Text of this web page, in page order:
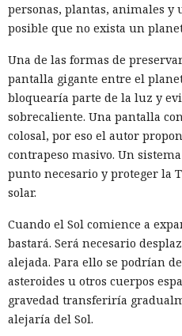
personas, plantas, animales y
posible que no exista un
Una de las formas de
pantalla gigante entre el
bloquearía parte de la luz y
sobrecaliente. Una pantalla
colosal, por eso el autor
contrapeso masivo. Un
punto necesario y proteger la
solar.
Cuando el Sol comience a
bastará. Será necesario
alejada. Para ello se podrían
asteroides u otros cuerpos
gravedad transferiría
alejaría del Sol.